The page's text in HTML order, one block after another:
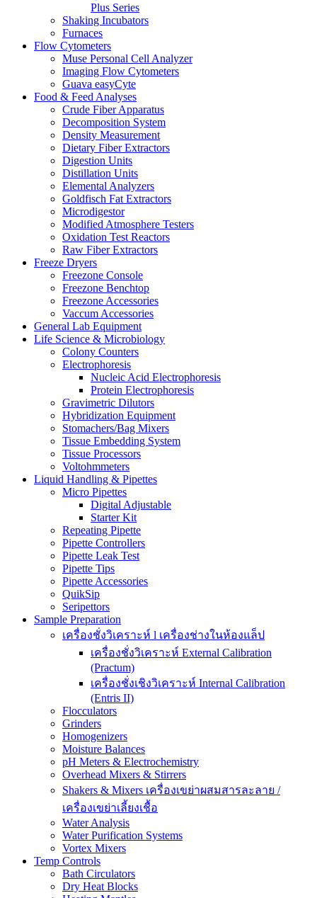
Plus Series
Shaking Incubators
Furnaces
Flow Cytometers
Muse Personal Cell Analyzer
Imaging Flow Cytometers
Guava easyCyte
Food & Feed Analyses
Crude Fiber Apparatus
Decomposition System
Density Measurement
Dietary Fiber Extractors
Digestion Units
Distillation Units
Elemental Analyzers
Goldfisch Fat Extractors
Microdigestor
Modified Atmosphere Testers
Oxidation Test Reactors
Raw Fiber Extractors
Freeze Dryers
Freezone Console
Freezone Benchtop
Freezone Accessories
Vaccum Accessories
General Lab Equipment
Life Science & Microbiology
Colony Counters
Electrophoresis
Nucleic Acid Electrophoresis
Protein Electrophoresis
Gravimetric Dilutors
Hybridization Equipment
Stomachers/Bag Mixers
Tissue Embedding System
Tissue Processors
Voltohmmeters
Liquid Handling & Pipettes
Micro Pipettes
Digital Adjustable
Starter Kit
Repeating Pipette
Pipette Controllers
Pipette Leak Test
Pipette Tips
Pipette Accessories
QuikSip
Seripettors
Sample Preparation
เครื่องชั่งวิเคราะห์ l เครื่องช่างในห้องแล็ป
เครื่องชั่งวิเคราะห์ External Calibration
(Practum)
เครื่องชั่งเชิงวิเคราะห์ Internal Calibration
(Entris II)
Flocculators
Grinders
Homogenizers
Moisture Balances
pH Meters & Electrochemistry
Overhead Mixers & Stirrers
Shakers & Mixers เครื่องเขย่าผสมสารละลาย /
เครื่องเขย่าเลี้ยงเชื้อ
Water Analysis
Water Purification Systems
Vortex Mixers
Temp Controls
Bath Circulators
Dry Heat Blocks